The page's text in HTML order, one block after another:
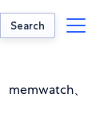
Search
、